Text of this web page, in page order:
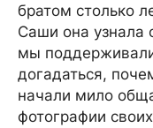
братом столько
Саши она узнала
мы
догадаться,
начали мило
фотографии